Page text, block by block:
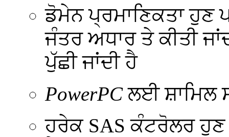
ਡੋਮੇਨ ਪ੍ਰਮਾਣਿਕਤਾ ਹੁਣ
ਜੰਤਰ ਅਧਾਰ ਤੇ ਕੀਤੀ
ਪੁੱਛੀ ਜਾਂਦੀ ਹੈ
PowerPCਲਈ ਸ਼ਾਮਿਲ
ਹਰੇਕ SAS ਕੰਟਰੋਲਰ ਹੁਣ